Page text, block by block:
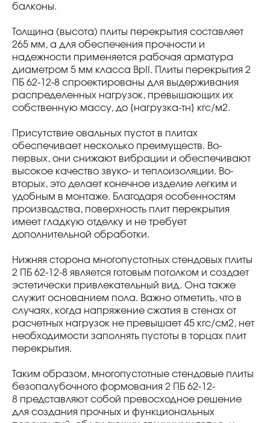
балконы.
Толщина (высота) плиты перекрытия составляет
265 мм, а для обеспечения прочности и
надежности применяется рабочая арматура
диаметром 5 мм класса BpII. Плиты перекрытия 2
ПБ 62-12-8 спроектированы для выдерживания
распределенных нагрузок, превышающих их
собственную массу, до {нагрузка-тн} кгс/м2.
Присутствие овальных пустот в плитах
обеспечивает несколько преимуществ. Во-
первых, они снижают вибрации и обеспечивают
высокое качество звуко- и теплоизоляции. Во-
вторых, это делает конечное изделие легким и
удобным в монтаже. Благодаря особенностям
производства, поверхность плит перекрытия
имеет гладкую отделку и не требует
дополнительной обработки.
Нижняя сторона многопустотных стендовых плиты
2 ПБ 62-12-8 является готовым потолком и создает
эстетически привлекательный вид. Она также
служит основанием пола. Важно отметить, что в
случаях, когда напряжение сжатия в стенах от
расчетных нагрузок не превышает 45 кгс/см2, нет
необходимости заполнять пустоты в торцах плит
перекрытия.
Таким образом, многопустотные стендовые плиты
безопалубочного формования 2 ПБ 62-12-
8 представляют собой превосходное решение
для создания прочных и функциональных